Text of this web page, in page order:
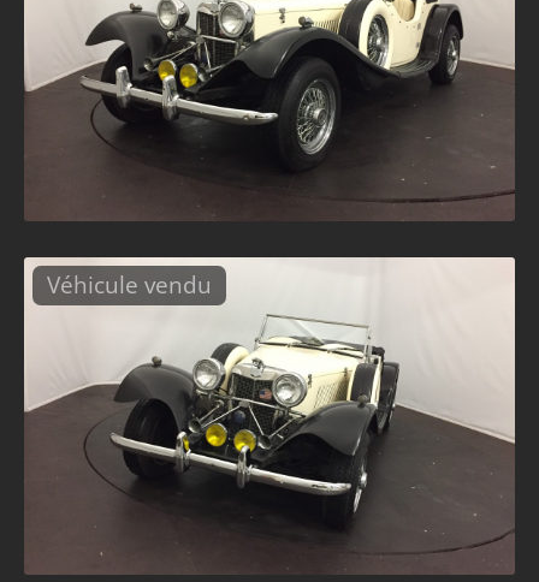
Véhicule vendu